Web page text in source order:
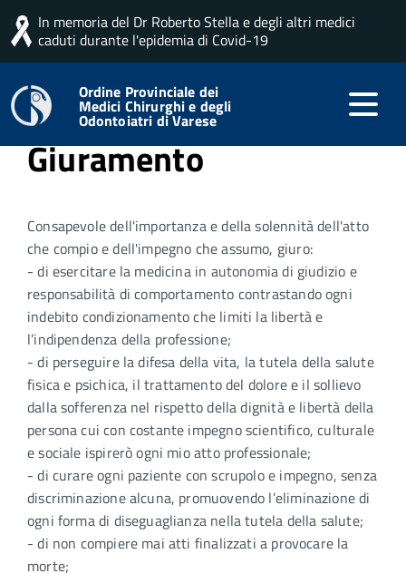
In memoria del Dr Roberto Stella e degli altri medici
caduti durante l'epidemia di Covid-19
Ordine Provinciale dei
Medici Chirurghi e degli
Odontoiatri di Varese
Home Ordine Giuramento Professionale
Giuramento Professionale
Testo moderno del
Giuramento
Consapevole dell'importanza e della solennità dell'atto
che compio e dell'impegno che assumo, giuro:
- di esercitare la medicina in autonomia di giudizio e
responsabilità di comportamento contrastando ogni
indebito condizionamento che limiti la libertà e
l’indipendenza della professione;
- di perseguire la difesa della vita, la tutela della salute
fisica e psichica, il trattamento del dolore e il sollievo
dalla sofferenza nel rispetto della dignità e libertà della
persona cui con costante impegno scientifico, culturale
e sociale ispirerò ogni mio atto professionale;
- di curare ogni paziente con scrupolo e impegno, senza
discriminazione alcuna, promuovendo l’eliminazione di
ogni forma di diseguaglianza nella tutela della salute;
- di non compiere mai atti finalizzati a provocare la
morte;